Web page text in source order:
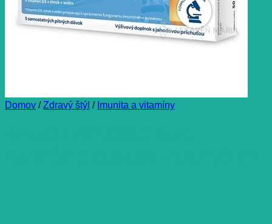
Domov / Zdravý štýl / Imunita a vitamíny